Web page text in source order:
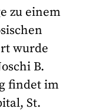
zu einem
wurde
B.
findet im
St.